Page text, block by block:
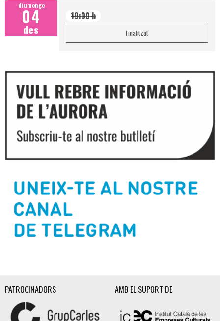
diumenge
04
des
19:00 h
Finalitzat
PATROCINADORS AMB EL SUPORT DE